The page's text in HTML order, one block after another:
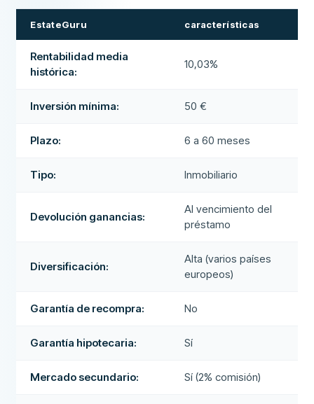
EstateGuru características
Rentabilidad media
histórica:
10,03%
Inversión mínima: 50 €
Plazo: 6 a 60 meses
Tipo: Inmobiliario
Devolución ganancias:
Al vencimiento del
préstamo
Diversificación:
Alta (varios países
europeos)
Garantía de recompra: No
Garantía hipotecaria: Sí
Mercado secundario: Sí (2% comisión)